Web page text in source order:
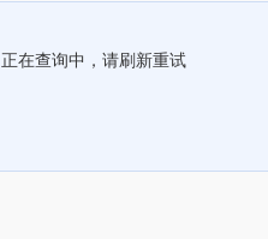
正在查询中，请刷新重试